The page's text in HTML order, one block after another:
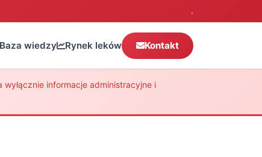
.
Baza wiedzy Rynek leków Kontakt
informacje administracyjne i